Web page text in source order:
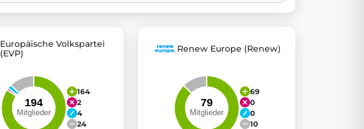
Europäische Volkspartei
(EVP)
164
2
4
24
Renew Europe (Renew)
69
0
0
10